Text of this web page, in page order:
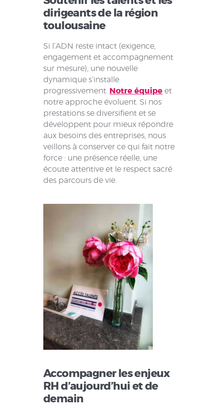
dirigeants de la région
toulousaine
Si l’ADN reste intact (exigence,
engagement et accompagnement
sur mesure), une nouvelle
dynamique s’installe
progressivement.
Notre équipe et
notre approche évoluent. Si nos
prestations se diversifient et se
développent pour mieux répondre
aux besoins des entreprises, nous
veillons à conserver ce qui fait notre
force : une présence réelle, une
écoute attentive et le respect sacré
des parcours de vie.
Accompagner les enjeux
RH d’aujourd’hui et de
demain